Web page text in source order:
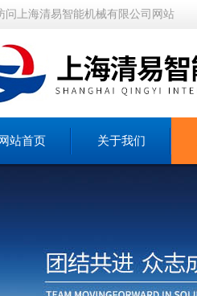
问上海清易智能机械有限公司网站
网站首页 关于我们